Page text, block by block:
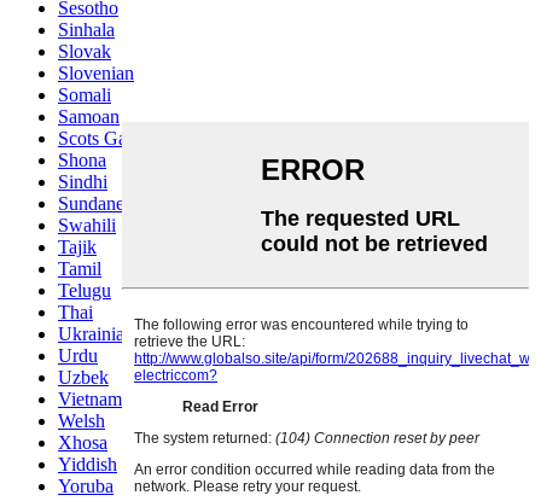
Sesotho
Sinhala
Slovak
Slovenian
Somali
Samoan
Scots Gaelic
Shona
Sindhi
Sundanese
Swahili
Tajik
Tamil
Telugu
Thai
Ukrainian
Urdu
Uzbek
Vietnamese
Welsh
Xhosa
Yiddish
Yoruba